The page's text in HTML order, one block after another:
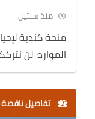
منذ سنتين
الموارد: لن
تفاصيل ناقصة